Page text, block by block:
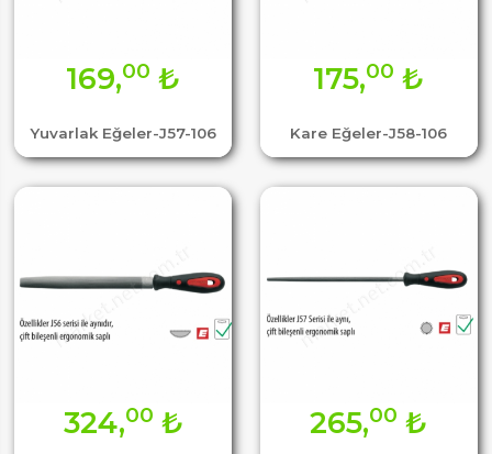
Yuvarlak Eğeler-J57-106
169,00 ₺
Kare Eğeler-J58-106
175,00 ₺
324,00 ₺ 265,00 ₺